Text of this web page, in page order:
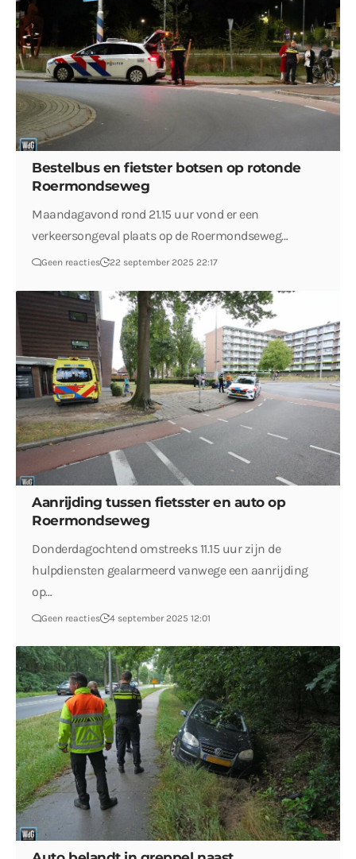
Bestelbus en fietster botsen op rotonde
Roermondseweg
Maandagavond rond 21.15 uur vond er een
verkeersongeval plaats op de Roermondseweg…
Geen reacties 22 september 2025 22:17
Aanrijding tussen fietsster en auto op
Roermondseweg
Donderdagochtend omstreeks 11.15 uur zijn de
hulpdiensten gealarmeerd vanwege een aanrijding
op…
Geen reacties 4 september 2025 12:01